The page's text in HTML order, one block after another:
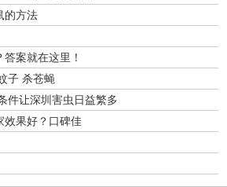
的方法
案就在这里！
子 杀苍蝇
件让深圳害虫日益繁多
效果好？口碑佳